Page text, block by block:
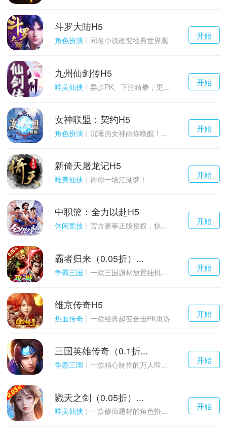
千百度h5
游戏
开始
斗罗大陆H5
角色扮演 同名小说改变经典世界观
千百度h5
游戏
开始
九州仙剑传H5
唯美仙侠 异步PK、下注猜拳，更多玩点等你来体验！
千百度h5
游戏
开始
女神联盟：契约H5
角色扮演 沉睡的女神由你唤醒！点燃战火！
千百度h5
游戏
开始
新倚天屠龙记H5
唯美仙侠 许你一场江湖梦！
千百度h5
游戏
开始
中职篮：全力以赴H5
休闲竞技 官方赛事正版授权，快来打造属于自己的传奇吧~
千百度h5
游戏
开始
霸者归来（0.05折）...
争霸三国 一款三国题材放置挂机与战争策略结合的游戏
千百度h5
游戏
开始
维京传奇H5
热血传奇 一款经典超变合击PK页游
千百度h5
游戏
开始
三国英雄传奇（0.1折...
争霸三国 一款精心制作的万人即时战斗SLG三国手游
千百度h5
游戏
开始
戮天之剑（0.05折）...
唯美仙侠 一款修仙题材的角色扮演养成手游